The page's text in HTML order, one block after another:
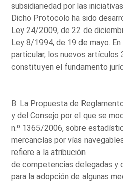
subsidiariedad por las
Dicho Protocolo ha sido
Ley 24/2009, de 22 de
Ley 8/1994, de 19 de mayo. En
particular, los nuevos artículos
constituyen el fundamento
B. La Propuesta de
y del Consejo por el que se
n.º 1365/2006, sobre
mercancías por vías
refiere a la atribución
de competencias delegadas y
para la adopción de algunas